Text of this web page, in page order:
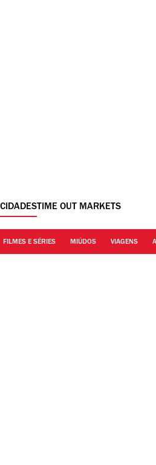
TIME OUT MARKETS
FILMES E SÉRIES MIÚDOS VIAGENS